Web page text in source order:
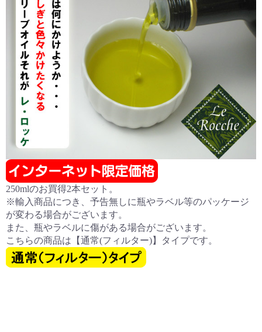
250mlのお買得2本セット。
※輸入商品につき、予告無しに瓶やラベル等のパッケージ
が変わる場合がございます。
また、瓶やラベルに傷がある場合がございます。
こちらの商品は【通常(フィルター)】タイプです。